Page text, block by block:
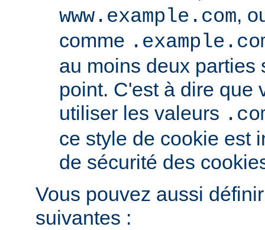
www.example.com,
comme
au moins deux parties
point. C'est à dire que
utiliser les valeurs
ce style de cookie est
de sécurité des
Vous pouvez aussi
suivantes :